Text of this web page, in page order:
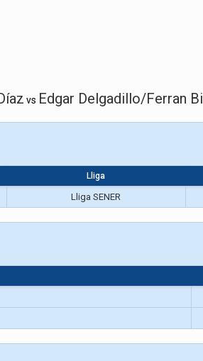
vs Edgar Delgadillo/Ferran
Lliga
Lliga SENER